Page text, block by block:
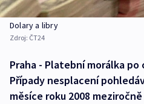
Dolary a libry
Zdroj: ČT24
Praha - Platební morálka
Případy nesplacení
měsíce roku 2008